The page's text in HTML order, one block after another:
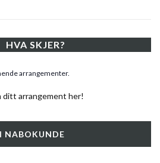
HVA SKJER?
arrangementer.
ditt arrangement her!
NABOKUNDE